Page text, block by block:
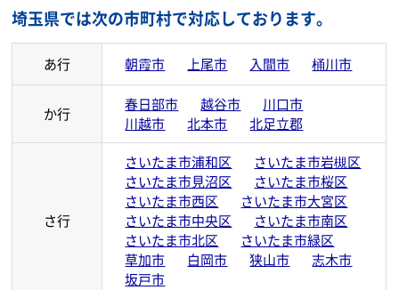
埼玉県では次の市町村で対応しております。
あ行 朝霞市 上尾市 入間市 桶川市
か行
春日部市 越谷市
川口市
川越市
北本市 北足立郡
さ行
さいたま市浦和区
さいたま市岩槻区
さいたま市見沼区
さいたま市桜区
さいたま市西区
さいたま市大宮区
さいたま市中央区
さいたま市南区
さいたま市北区
さいたま市緑区
草加市
白岡市 狭山市
志木市
坂戸市